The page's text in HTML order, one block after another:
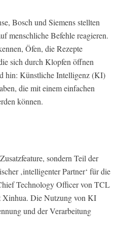
Bosch und Siemens stellten
menschliche Befehle reagieren.
Öfen, die Rezepte
sich durch Klopfen öffnen
hin: Künstliche Intelligenz (KI)
die mit einem einfachen
können.
sondern Teil der
‚intelligenter Partner‘ für die
Technology Officer von TCL
Xinhua. Die Nutzung von KI
und der Verarbeitung